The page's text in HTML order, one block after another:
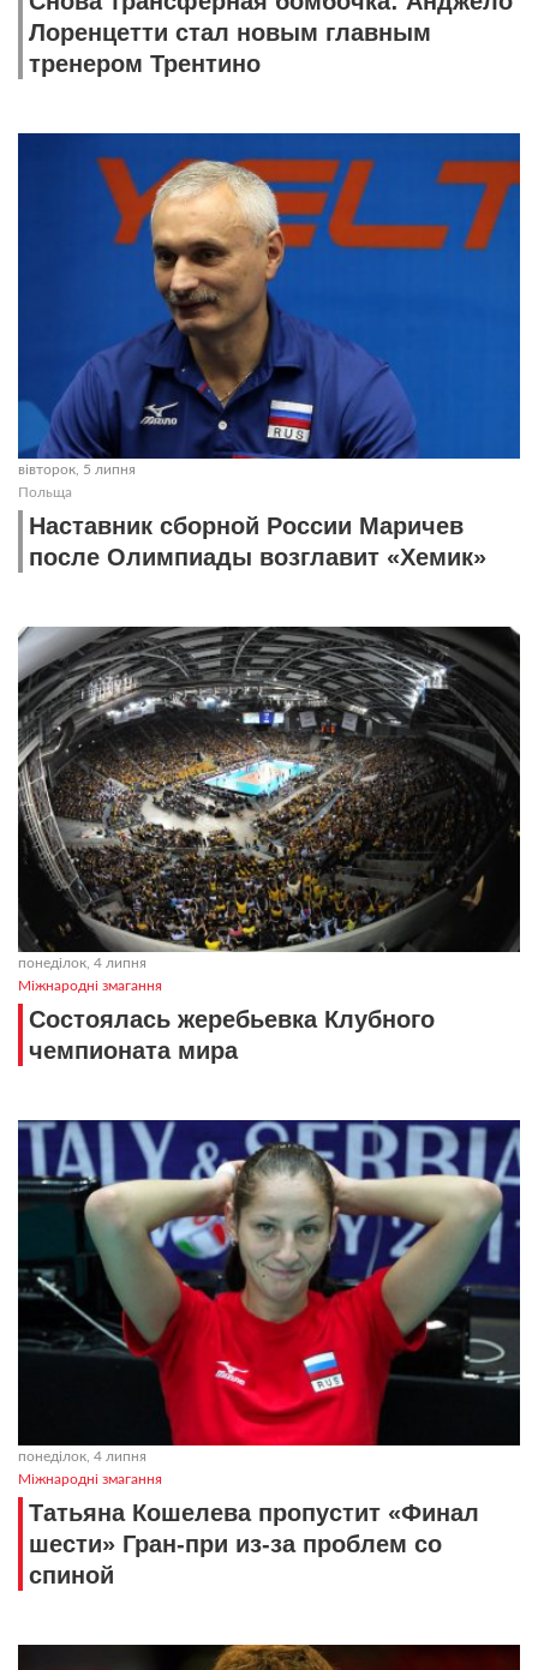
Лоренцетти стал новым главным
тренером Трентино
вівторок, 5 липня
Польща
Наставник сборной России Маричев
после Олимпиады возглавит «Хемик»
понеділок, 4 липня
Міжнародні змагання
Состоялась жеребьевка Клубного
чемпионата мира
понеділок, 4 липня
Міжнародні змагання
Татьяна Кошелева пропустит «Финал
шести» Гран-при из-за проблем со
спиной